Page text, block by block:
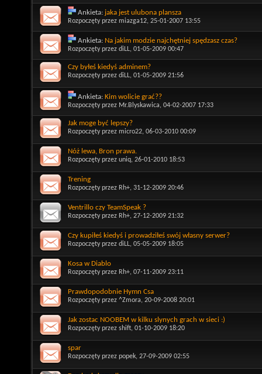
Ankieta: jaka jest ulubona plansza
Rozpoczęty przez miazga12, 25-01-2007 13:55
Ankieta: Na jakim modzie najchętniej spędzasz czas?
Rozpoczęty przez diLL, 01-05-2009 00:47
Czy byłeś kiedyś adminem?
Rozpoczęty przez diLL, 01-05-2009 21:56
Ankieta: Kim wolicie grać??
Rozpoczęty przez Mr.Blyskawica, 04-02-2007 17:33
Jak moge być lepszy?
Rozpoczęty przez micro22, 06-03-2010 00:09
Nóż lewa, Bron prawa.
Rozpoczęty przez uniq, 26-01-2010 18:53
Trening
Rozpoczęty przez Rh+, 31-12-2009 20:46
Ventrillo czy TeamSpeak ?
Rozpoczęty przez Rh+, 27-12-2009 21:32
Czy kupiłeś kiedyś i prowadziłeś swój własny serwer?
Rozpoczęty przez diLL, 05-05-2009 18:05
Kosa w Diablo
Rozpoczęty przez Rh+, 07-11-2009 23:11
Prawdopodobnie Hymn Csa
Rozpoczęty przez ^Zmora, 20-09-2008 20:01
Jak zostac NOOBEM w kilku slynych grach w sieci :)
Rozpoczęty przez shift, 01-10-2009 18:20
spar
Rozpoczęty przez popek, 27-09-2009 02:55